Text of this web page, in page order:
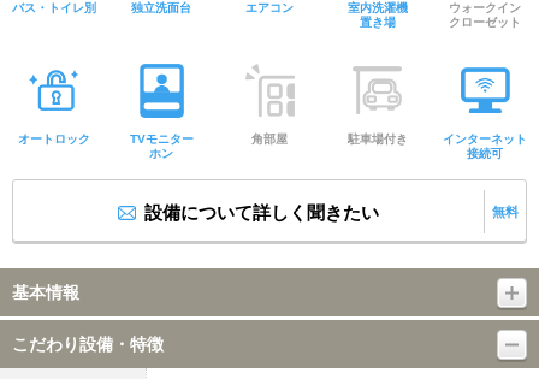
バス・トイレ別 独立洗面台 エアコン
室内洗濯機
置き場
ウォークイン
クローゼット
オートロック
TVモニター
ホン
角部屋 駐車場付き
インターネット
接続可
設備について詳しく聞きたい 無料
基本情報
こだわり設備・特徴